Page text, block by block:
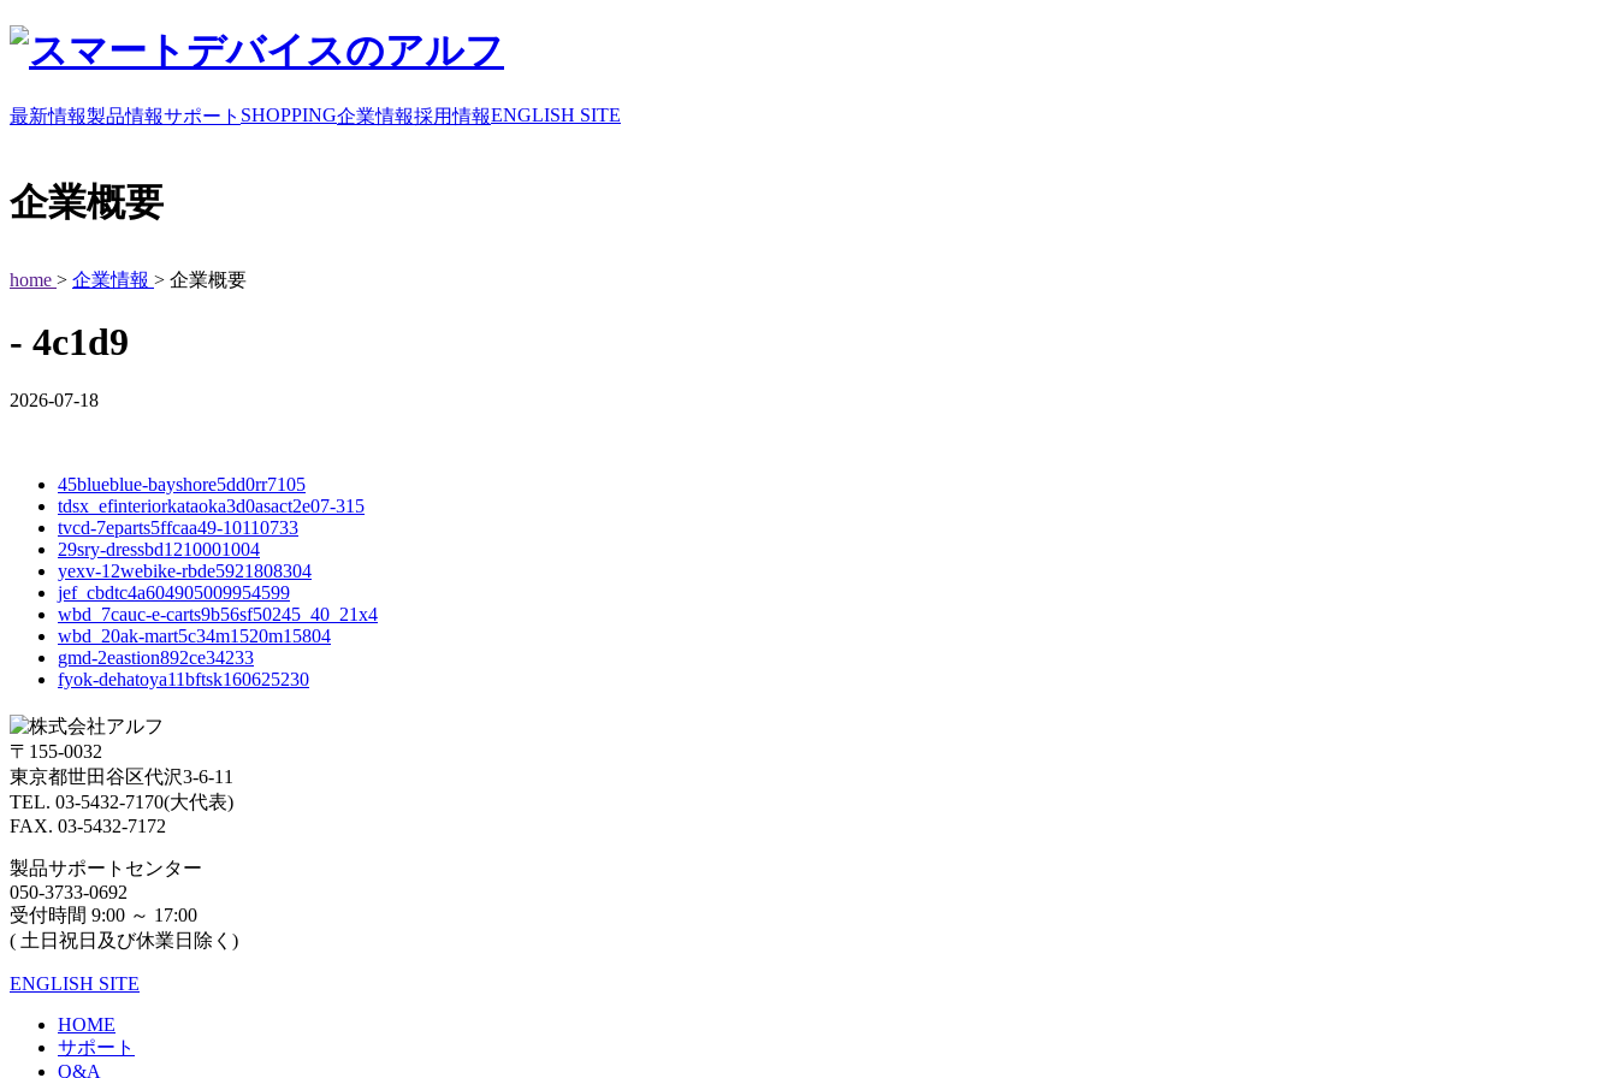
最新情報製品情報サポート SHOPPING企業情報採用情報ENGLISH SITE
企業概要
home > 企業情報 > 企業概要
- 4c1d9
2026-07-18
45blueblue-bayshore5dd0rr7105
tdsx_efinteriorkataoka3d0asact2e07-315
tvcd-7eparts5ffcaa49-10110733
29sry-dressbd1210001004
yexv-12webike-rbde5921808304
jef_cbdtc4a604905009954599
wbd_7cauc-e-carts9b56sf50245_40_21x4
wbd_20ak-mart5c34m1520m15804
gmd-2eastion892ce34233
fyok-dehatoya11bftsk160625230
〒155-0032
東京都世田谷区代沢3-6-11
TEL. 03-5432-7170(大代表)
FAX. 03-5432-7172
製品サポートセンター
050-3733-0692
受付時間 9:00 ～ 17:00
( 土日祝日及び休業日除く)
ENGLISH SITE
HOME
サポート
Q&A